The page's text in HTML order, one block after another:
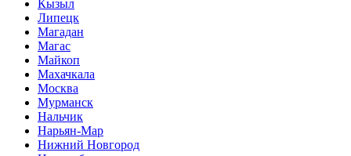
Кызыл
Липецк
Магадан
Магас
Майкоп
Махачкала
Москва
Мурманск
Нальчик
Нарьян-Мар
Нижний Новгород